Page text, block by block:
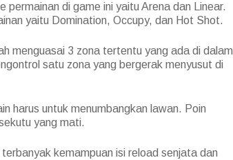
di game ini yaitu Arena dan Linear.
yaitu Domination, Occupy, dan Hot Shot.
menguasai 3 zona tertentu yang ada di dalam
satu zona yang bergerak menyusut di
harus untuk menumbangkan lawan. Poin
yang mati.
kemampuan isi reload senjata dan